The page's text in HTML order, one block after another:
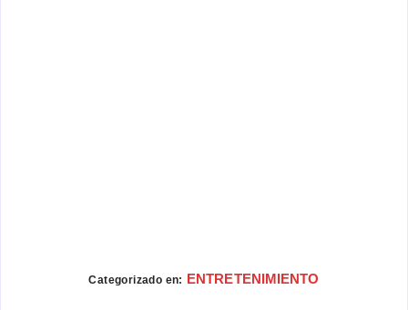
Categorizado en: ENTRETENIMIENTO